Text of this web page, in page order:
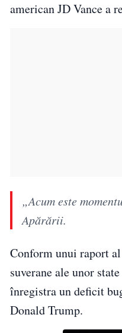
american JD Vance a
„Acum este
Apărării.
Conform unui raport
suverane ale unor
înregistra un deficit
Donald Trump.